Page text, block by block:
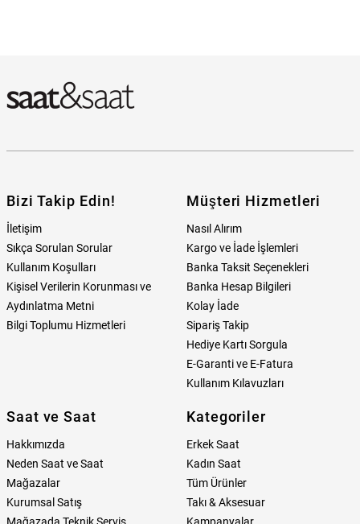
Bizi Takip Edin!
İletişim
Sıkça Sorulan Sorular
Kullanım Koşulları
Kişisel Verilerin Korunması ve
Aydınlatma Metni
Bilgi Toplumu Hizmetleri
Müşteri Hizmetleri
Nasıl Alırım
Kargo ve İade İşlemleri
Banka Taksit Seçenekleri
Banka Hesap Bilgileri
Kolay İade
Sipariş Takip
Hediye Kartı Sorgula
E-Garanti ve E-Fatura
Kullanım Kılavuzları
Saat ve Saat
Hakkımızda
Neden Saat ve Saat
Mağazalar
Kurumsal Satış
Mağazada Teknik Servis
Kategoriler
Erkek Saat
Kadın Saat
Tüm Ürünler
Takı & Aksesuar
Kampanyalar